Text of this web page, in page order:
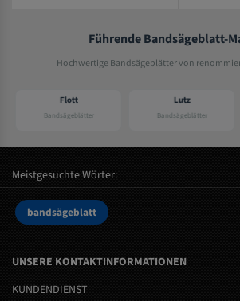
Führende Bandsägeblatt-
Hochwertige Bandsägeblätter von
Flott
Bandsägeblätter
Lutz
Bandsägeblätter
Meistgesuchte Wörter:
bandsägeblatt
UNSERE KONTAKTINFORMATIONEN
KUNDENDIENST